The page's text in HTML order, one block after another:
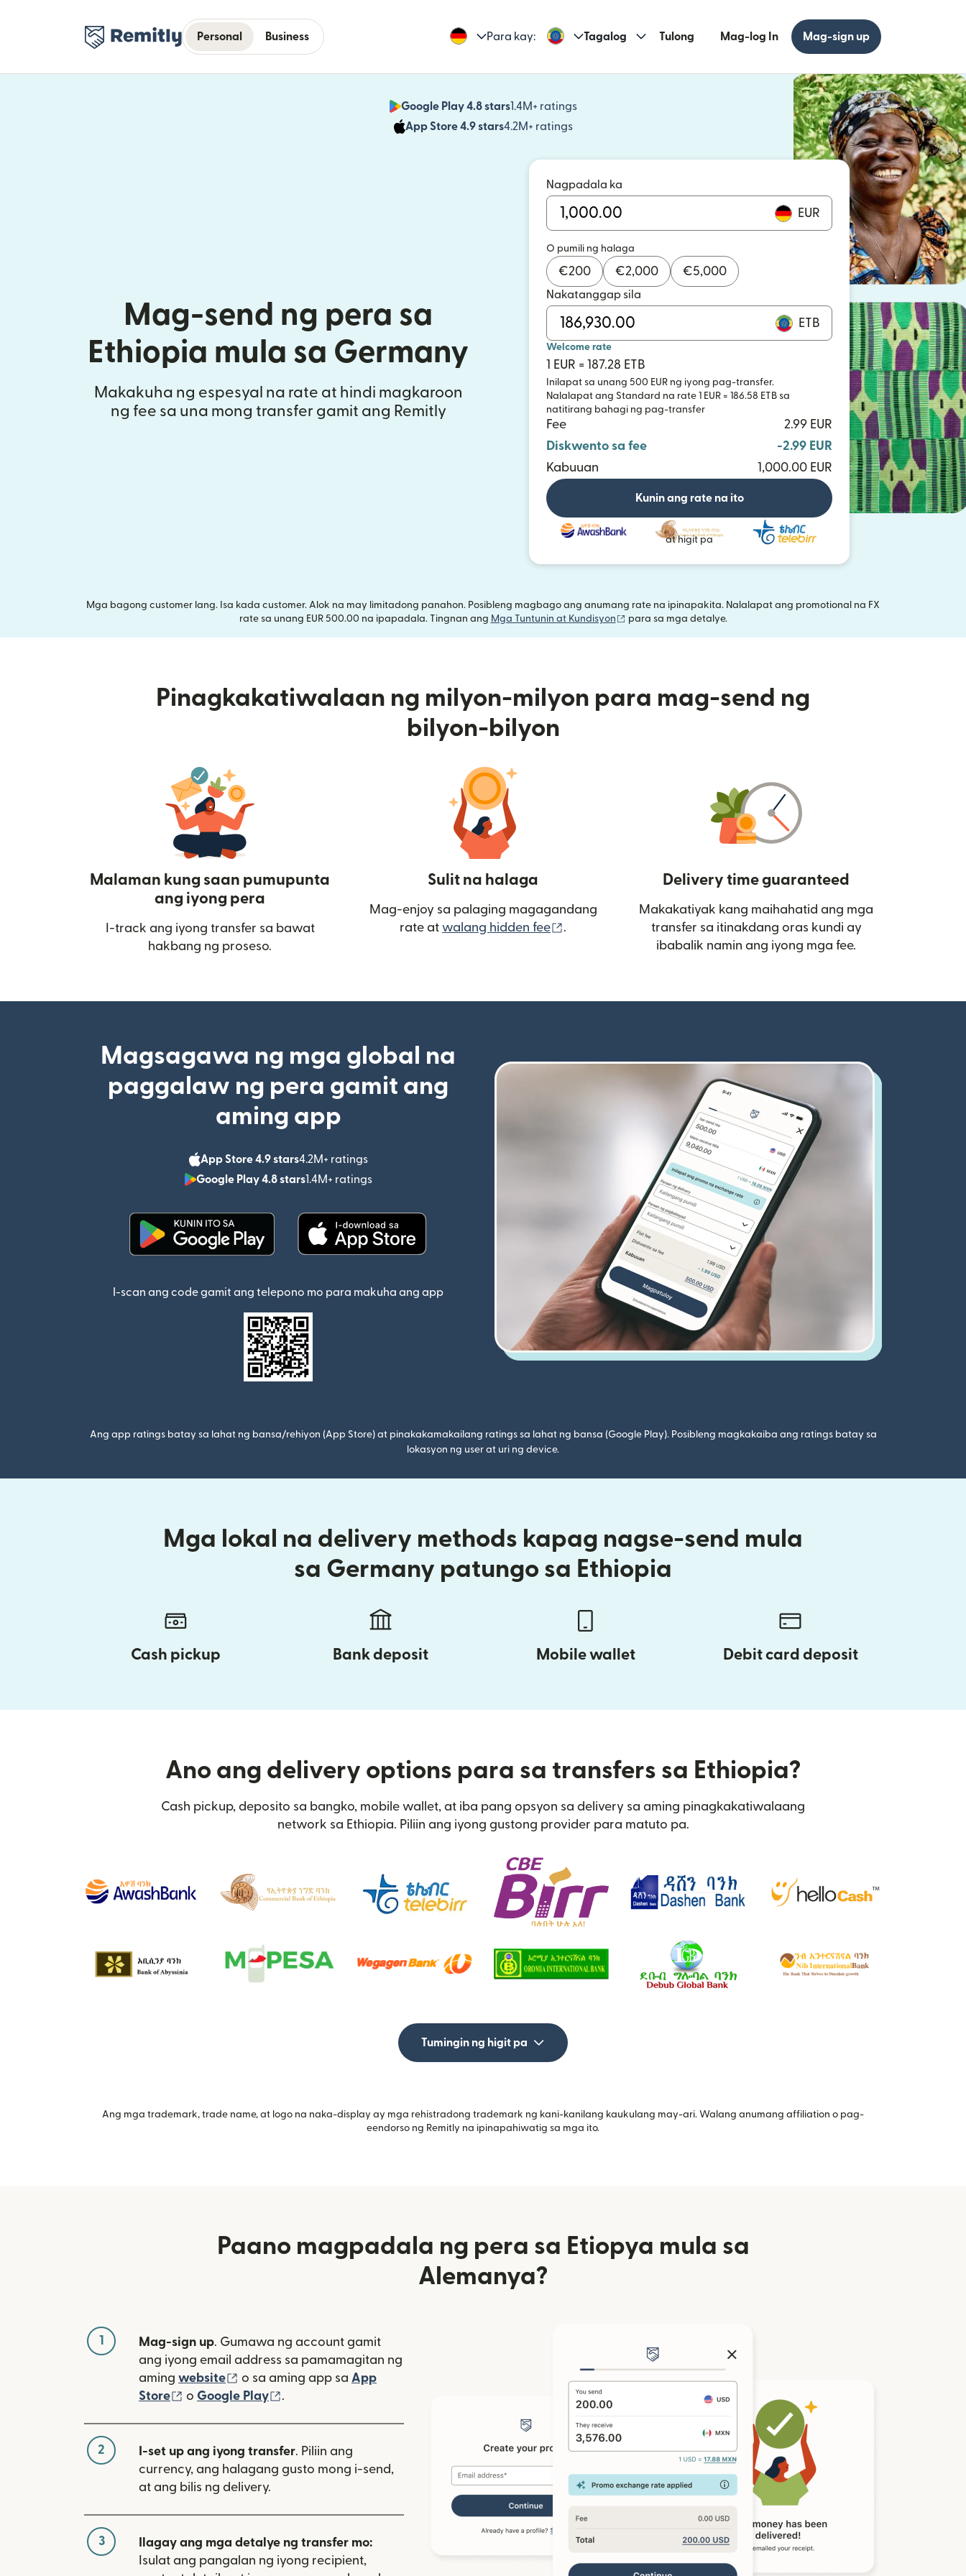
Personal Business Para kay: Tagalog Tulong Mag-log In Mag-sign up
Google Play 4.8 stars1.4M+ ratings
(bubukas sa bagong window)
App Store 4.9 stars4.2M+ ratings
(bubukas sa bagong window)
Mag-send ng pera sa
Ethiopia mula sa Germany
Makakuha ng espesyal na rate at hindi magkaroon
ng fee sa una mong transfer gamit ang Remitly
Nagpadala ka
EUR
O pumili ng halaga
€200 €2,000 €5,000
Nakatanggap sila
ETB
Welcome rate
1 EUR = 187.28 ETB
Inilapat sa unang 500 EUR ng iyong pag-transfer.
Nalalapat ang Standard na rate 1 EUR = 186.58 ETB sa
natitirang bahagi ng pag-transfer
Fee
2.99 EUR
Diskwento sa fee
-2.99 EUR
Kabuuan
1,000.00 EUR
Kunin ang rate na ito
at higit pa
Mga bagong customer lang. Isa kada customer. Alok na may limitadong panahon. Posibleng magbago ang anumang rate na ipinapakita. Nalalapat ang promotional na FX
rate sa unang EUR 500.00 na ipapadala. Tingnan ang Mga Tuntunin at Kundisyon (bubukas sa bagong window)
para sa mga detalye.
Pinagkakatiwalaan ng milyon-milyon para mag-send ng
bilyon-bilyon
Malaman kung saan pumupunta
ang iyong pera
I-track ang iyong transfer sa bawat
hakbang ng proseso.
Sulit na halaga
Mag-enjoy sa palaging magagandang
rate at walang hidden fee (bubukas sa bagong window)
.
Delivery time guaranteed
Makakatiyak kang maihahatid ang mga
transfer sa itinakdang oras kundi ay
ibabalik namin ang iyong mga fee.
Magsagawa ng mga global na
paggalaw ng pera gamit ang
aming app
App Store 4.9 stars4.2M+ ratings
(bubukas sa bagong window)
Google Play 4.8 stars1.4M+ ratings
(bubukas sa bagong window)
I-scan ang code gamit ang telepono mo para makuha ang app
Ang app ratings batay sa lahat ng bansa/rehiyon (App Store) at pinakakamakailang ratings sa lahat ng bansa (Google Play). Posibleng magkakaiba ang ratings batay sa
lokasyon ng user at uri ng device.
Mga lokal na delivery methods kapag nagse-send mula
sa Germany patungo sa Ethiopia
Cash pickup Bank deposit Mobile wallet Debit card deposit
Ano ang delivery options para sa transfers sa Ethiopia?
Cash pickup, deposito sa bangko, mobile wallet, at iba pang opsyon sa delivery sa aming pinagkakatiwalaang
network sa Ethiopia. Piliin ang iyong gustong provider para matuto pa.
Tumingin ng higit pa
Ang mga trademark, trade name, at logo na naka-display ay mga rehistradong trademark ng kani-kanilang kaukulang may-ari. Walang anumang affiliation o pag-
eendorso ng Remitly na ipinapahiwatig sa mga ito.
Paano magpadala ng pera sa Etiopya mula sa
Alemanya?
1 Mag-sign up. Gumawa ng account gamit
ang iyong email address sa pamamagitan ng
aming website (bubukas sa bagong window)
o sa aming app sa App
Store
(bubukas sa bagong window)
o Google Play .
2 I-set up ang iyong transfer. Piliin ang
currency, ang halagang gusto mong i-send,
at ang bilis ng delivery.
3
Ilagay ang mga detalye ng transfer mo:
Isulat ang pangalan ng iyong recipient,